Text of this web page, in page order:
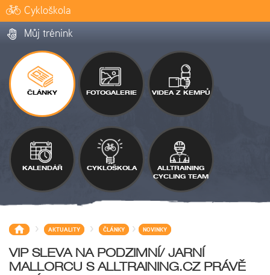
Cykloškola
Můj trénink
ČLÁNKY FOTOGALERIE VIDEA Z KEMPŮ
KALENDÁŘ CYKLOŠKOLA
ALLTRAINING
CYCLING TEAM
> AKTUALITY > ČLÁNKY > NOVINKY
VIP SLEVA NA PODZIMNÍ/ JARNÍ
MALLORCU S ALLTRAINING.CZ PRÁVĚ